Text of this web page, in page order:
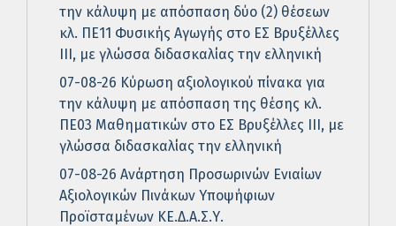
την κάλυψη με απόσπαση δύο (2) θέσεων
κλ. ΠΕ11 Φυσικής Αγωγής στο ΕΣ Βρυξέλλες
ΙΙΙ, με γλώσσα διδασκαλίας την ελληνική
07-08-26 Κύρωση αξιολογικού πίνακα για
την κάλυψη με απόσπαση της θέσης κλ.
ΠΕ03 Μαθηματικών στο ΕΣ Βρυξέλλες ΙΙΙ, με
γλώσσα διδασκαλίας την ελληνική
07-08-26 Ανάρτηση Προσωρινών Ενιαίων
Αξιολογικών Πινάκων Υποψήφιων
Προϊσταμένων ΚΕ.Δ.Α.Σ.Υ.